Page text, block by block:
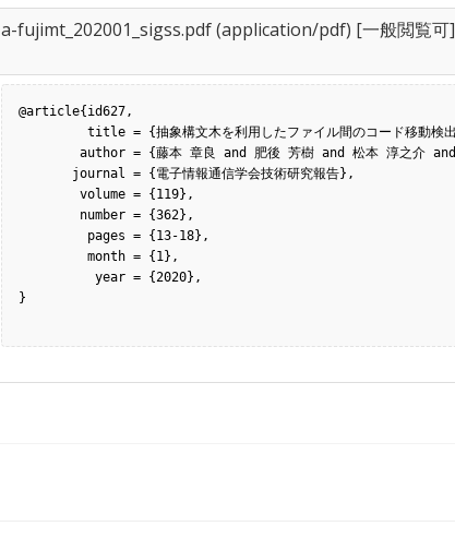
a-fujimt_202001_sigss.pdf(application/pdf) [一般閲覧可]
@article{id627,
}